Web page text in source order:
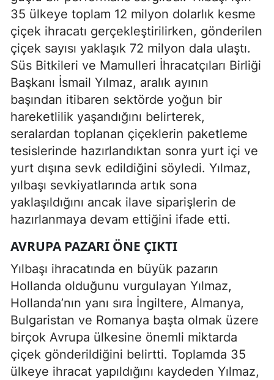
35 ülkeye toplam 12 milyon dolarlık kesme
çiçek ihracatı gerçekleştirilirken, gönderilen
çiçek sayısı yaklaşık 72 milyon dala ulaştı.
Süs Bitkileri ve Mamulleri İhracatçıları Birliği
Başkanı İsmail Yılmaz, aralık ayının
başından itibaren sektörde yoğun bir
hareketlilik yaşandığını belirterek,
seralardan toplanan çiçeklerin paketleme
tesislerinde hazırlandıktan sonra yurt içi ve
yurt dışına sevk edildiğini söyledi. Yılmaz,
yılbaşı sevkiyatlarında artık sona
yaklaşıldığını ancak ilave siparişlerin de
hazırlanmaya devam ettiğini ifade etti.
AVRUPA PAZARI ÖNE ÇIKTI
Yılbaşı ihracatında en büyük pazarın
Hollanda olduğunu vurgulayan Yılmaz,
Hollanda’nın yanı sıra İngiltere, Almanya,
Bulgaristan ve Romanya başta olmak üzere
birçok Avrupa ülkesine önemli miktarda
çiçek gönderildiğini belirtti. Toplamda 35
ülkeye ihracat yapıldığını kaydeden Yılmaz,